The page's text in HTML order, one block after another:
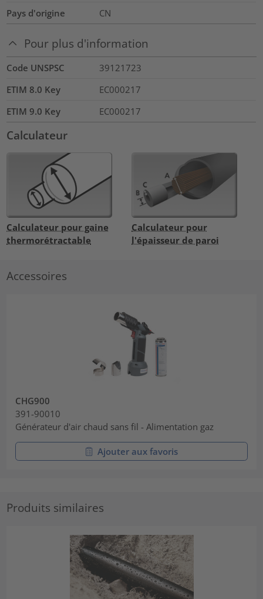
Pays d'origine CN
Pour plus d'information
Code UNSPSC
39121723
ETIM 8.0 Key
EC000217
ETIM 9.0 Key
EC000217
Calculateur
Calculateur pour gaine
thermorétractable
Calculateur pour
l'épaisseur de paroi
Accessoires
CHG900
391-90010
Générateur d'air chaud sans fil - Alimentation gaz
Ajouter aux favoris
Produits similaires